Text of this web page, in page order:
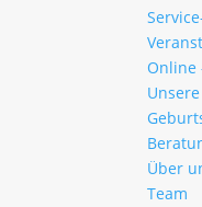
Online
Über
Team